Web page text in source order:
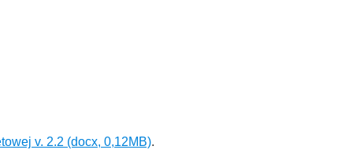
v. 2.2 (docx, 0,12MB).